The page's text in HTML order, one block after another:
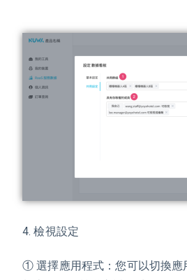
4. 檢視設定
① 選擇應用程式：您可以切換應